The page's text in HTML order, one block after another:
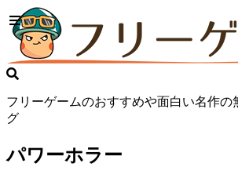
フリーゲームのおすすめや面白い名作の
グ
パワーホラー